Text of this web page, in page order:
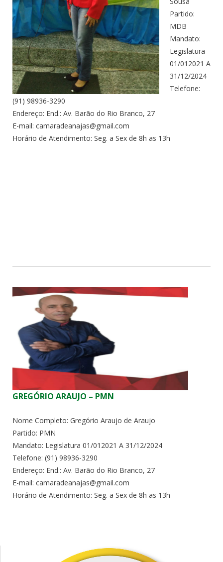
Partido:
MDB
Mandato:
Legislatura
01/012021 A
31/12/2024
Telefone:
(91) 98936-3290
Endereço: End.: Av. Barão do Rio Branco, 27
E-mail: camaradeanajas@gmail.com
Horário de Atendimento: Seg. a Sex de 8h as 13h
GREGÓRIO ARAUJO – PMN
Nome Completo: Gregório Araujo de Araujo
Partido: PMN
Mandato: Legislatura 01/012021 A 31/12/2024
Telefone: (91) 98936-3290
Endereço: End.: Av. Barão do Rio Branco, 27
E-mail: camaradeanajas@gmail.com
Horário de Atendimento: Seg. a Sex de 8h as 13h